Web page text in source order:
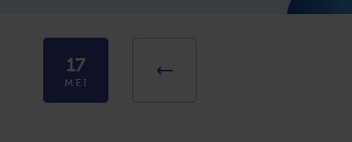
17
MEI